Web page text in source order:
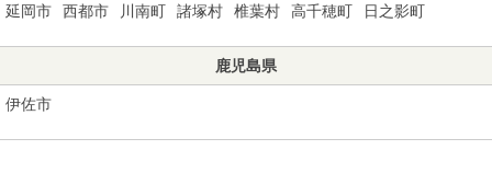
延岡市 西都市 川南町 諸塚村 椎葉村 高千穂町 日之影町
鹿児島県
伊佐市